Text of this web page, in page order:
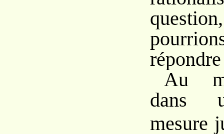
Au
dans
mesure